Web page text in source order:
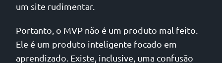
um site rudimentar.
Portanto, o MVP não é um produto mal feito.
Ele é um produto inteligente focado em
aprendizado. Existe, inclusive, uma confusão